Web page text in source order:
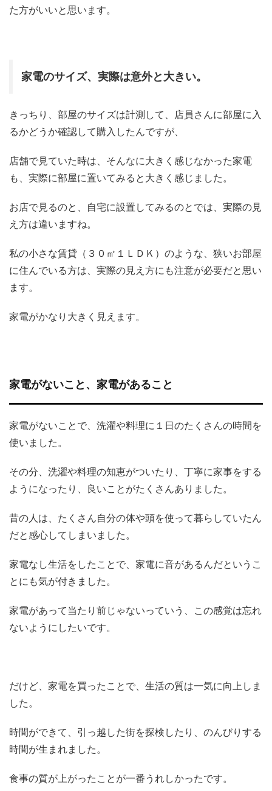
た方がいいと思います。
家電のサイズ、実際は意外と大きい。
きっちり、部屋のサイズは計測して、店員さんに部屋に入
るかどうか確認して購入したんですが、
店舗で見ていた時は、そんなに大きく感じなかった家電
も、実際に部屋に置いてみると大きく感じました。
お店で見るのと、自宅に設置してみるのとでは、実際の見
え方は違いますね。
私の小さな賃貸（３０㎡１ＬＤＫ）のような、狭いお部屋
に住んでいる方は、実際の見え方にも注意が必要だと思い
ます。
家電がかなり大きく見えます。
家電がないこと、家電があること
家電がないことで、洗濯や料理に１日のたくさんの時間を
使いました。
その分、洗濯や料理の知恵がついたり、丁寧に家事をする
ようになったり、良いことがたくさんありました。
昔の人は、たくさん自分の体や頭を使って暮らしていたん
だと感心してしまいました。
家電なし生活をしたことで、家電に音があるんだというこ
とにも気が付きました。
家電があって当たり前じゃないっていう、この感覚は忘れ
ないようにしたいです。
だけど、家電を買ったことで、生活の質は一気に向上しま
した。
時間ができて、引っ越した街を探検したり、のんびりする
時間が生まれました。
食事の質が上がったことが一番うれしかったです。